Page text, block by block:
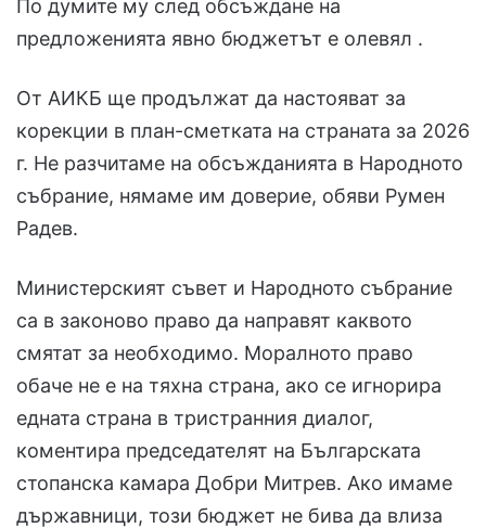
По думите му след обсъждане на
предложенията явно бюджетът е олевял .
От АИКБ ще продължат да настояват за
корекции в план-сметката на страната за 2026
г. Не разчитаме на обсъжданията в Народното
събрание, нямаме им доверие, обяви Румен
Радев.
Министерският съвет и Народното събрание
са в законово право да направят каквото
смятат за необходимо. Моралното право
обаче не е на тяхна страна, ако се игнорира
едната страна в тристранния диалог,
коментира председателят на Българската
стопанска камара Добри Митрев. Ако имаме
държавници, този бюджет не бива да влиза